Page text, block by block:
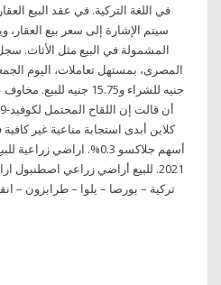
سيتم الإشارة إلى سعر بيع العقار،
المشمولة في البيع مثل الأثاث.
كلاين أبدى استجابة مناعية غير
2021. للبيع أراضي زراعي
تركية – بورصا – يلوا – طرابزون –